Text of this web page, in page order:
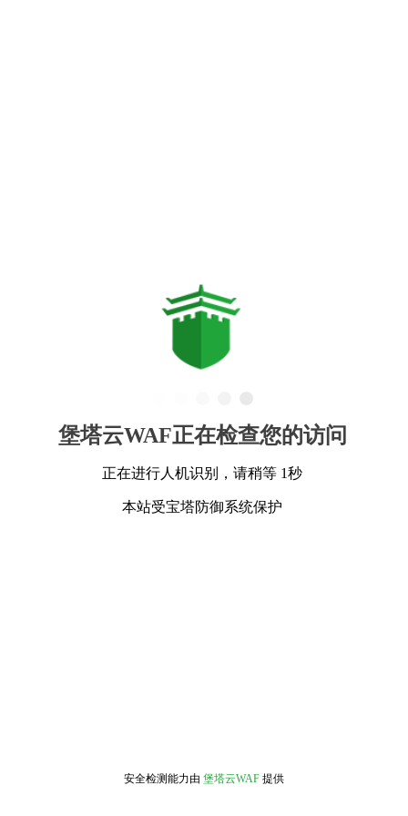
堡塔云WAF正在检查您的访问
正在进行人机识别，请稍等 1秒
本站受宝塔防御系统保护
安全检测能力由 堡塔云WAF 提供